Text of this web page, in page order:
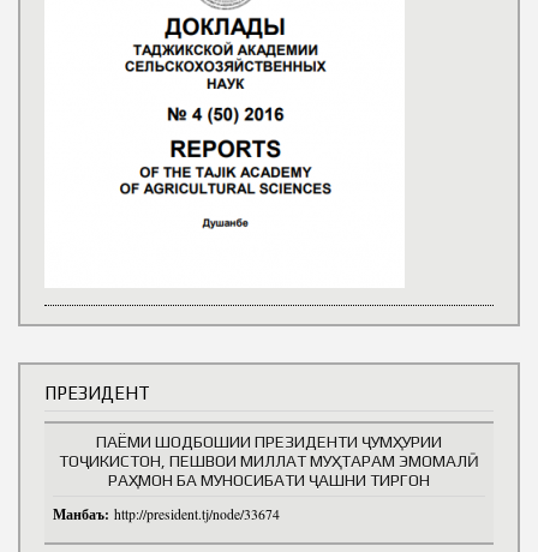
ПРЕЗИДЕНТ
ПАЁМИ ШОДБОШИИ ПРЕЗИДЕНТИ ҶУМҲУРИИ
ТОҶИКИСТОН, ПЕШВОИ МИЛЛАТ МУҲТАРАМ ЭМОМАЛӢ
РАҲМОН БА МУНОСИБАТИ ҶАШНИ ТИРГОН
Манбаъ: http://president.tj/node/33674